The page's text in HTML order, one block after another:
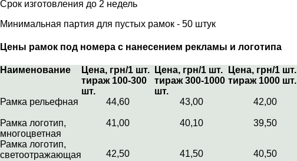
Срок изготовления до 2 недель
Минимальная партия для пустых рамок - 50 штук
Цены рамок под номера с нанесением рекламы и логотипа
Наименование
Цена, грн/1 шт.
тираж 100-300
шт.
Цена, грн/1 шт.
тираж 300-1000
шт.
Цена, грн/1 шт.
тираж 1000 шт.
Рамка рельефная 44,60 43,00 42,00
Рамка логотип,
многоцветная
41,00 40,10 39,50
Рамка логотип,
светоотражающая
42,50 41,50
40,50